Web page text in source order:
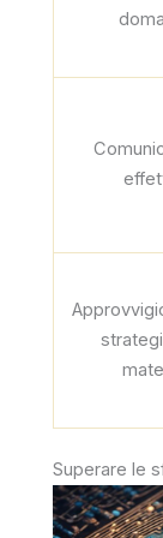
Superare le